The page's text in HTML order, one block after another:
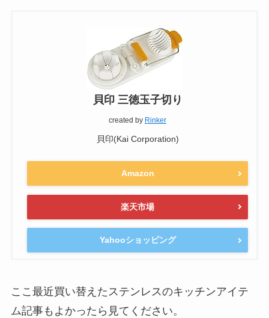
貝印 三徳玉子切り
created by Rinker
貝印(Kai Corporation)
Amazon
楽天市場
Yahooショッピング
ここ最近買い替えたステンレスのキッチンアイテ
ム記事もよかったら見てください。